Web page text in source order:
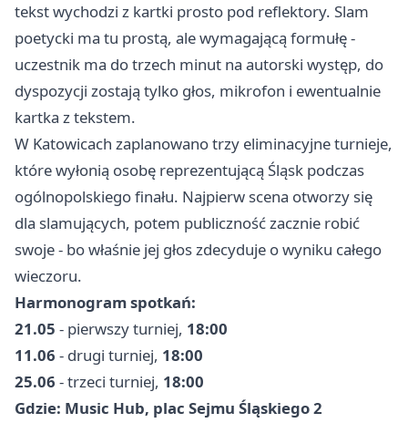
tekst wychodzi z kartki prosto pod reflektory. Slam
poetycki ma tu prostą, ale wymagającą formułę -
uczestnik ma do trzech minut na autorski występ, do
dyspozycji zostają tylko głos, mikrofon i ewentualnie
kartka z tekstem.
W Katowicach zaplanowano trzy eliminacyjne turnieje,
które wyłonią osobę reprezentującą Śląsk podczas
ogólnopolskiego finału. Najpierw scena otworzy się
dla slamujących, potem publiczność zacznie robić
swoje - bo właśnie jej głos zdecyduje o wyniku całego
wieczoru.
Harmonogram spotkań:
21.05 - pierwszy turniej, 18:00
11.06 - drugi turniej, 18:00
25.06 - trzeci turniej, 18:00
Gdzie: Music Hub, plac Sejmu Śląskiego 2